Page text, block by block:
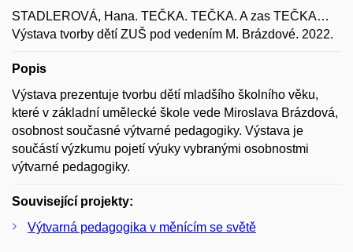
STADLEROVÁ, Hana. TEČKA. TEČKA. A zas TEČKA…
Výstava tvorby dětí ZUŠ pod vedením M. Brázdové. 2022.
Popis
Výstava prezentuje tvorbu dětí mladšího školního věku,
které v základní umělecké škole vede Miroslava Brázdová,
osobnost současné výtvarné pedagogiky. Výstava je
součástí výzkumu pojetí výuky vybranými osobnostmi
výtvarné pedagogiky.
Související projekty:
Výtvarná pedagogika v měnícím se světě